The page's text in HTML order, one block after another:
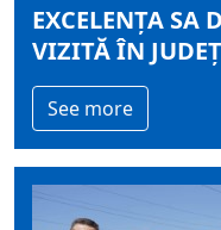
EXCELENȚA SA
VIZITĂ ÎN
See more